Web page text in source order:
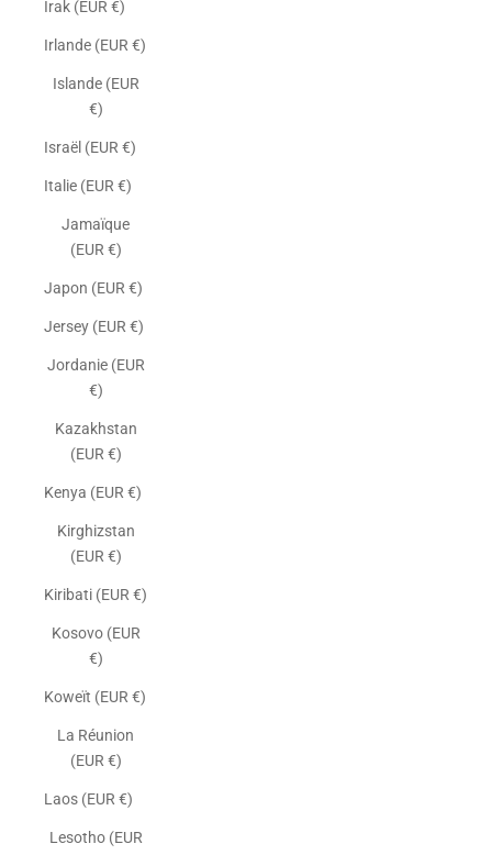
Irak (EUR €)
Irlande (EUR €)
Islande (EUR
€)
Israël (EUR €)
Italie (EUR €)
Jamaïque
(EUR €)
Japon (EUR €)
Jersey (EUR €)
Jordanie (EUR
€)
Kazakhstan
(EUR €)
Kenya (EUR €)
Kirghizstan
(EUR €)
Kiribati (EUR €)
Kosovo (EUR
€)
Koweït (EUR €)
La Réunion
(EUR €)
Laos (EUR €)
Lesotho (EUR